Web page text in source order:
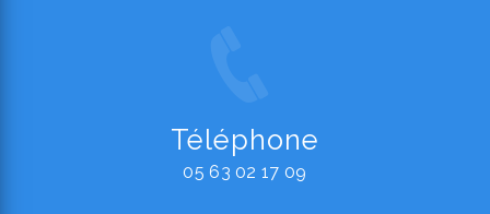
Téléphone
05 63 02 17 09